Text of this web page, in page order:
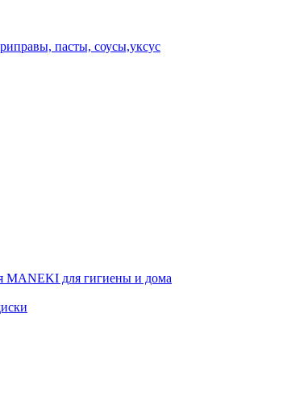
пасты, соусы,уксус
MANEKI для гигиены и дома